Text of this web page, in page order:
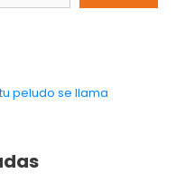
peludo se llama